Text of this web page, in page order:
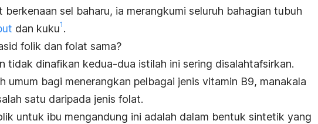
berkenaan sel baharu, ia merangkumi seluruh bahagian tubuh
dan kuku1 .
folik dan folat sama?
tidak dinafikan kedua-dua istilah ini sering disalahtafsirkan.
umum bagi menerangkan pelbagai jenis vitamin B9, manakala
satu daripada jenis folat.
untuk ibu mengandung ini adalah dalam bentuk sintetik yang